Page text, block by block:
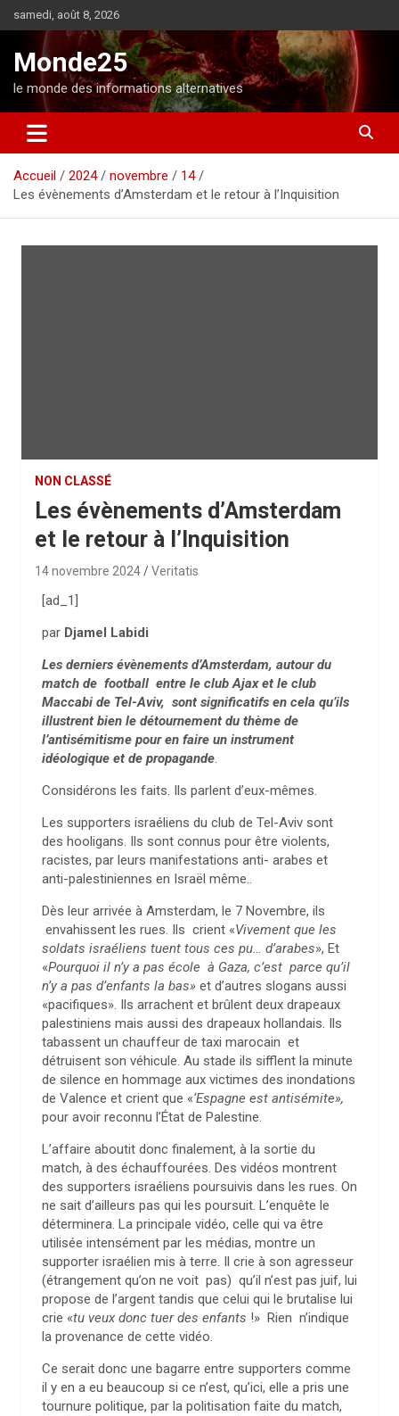
l
o
e
samedi, août 8, 2026
Monde25
le monde des informations alternatives
Accueil 2024 novembre
14
Les évènements d’Amsterdam et le retour à l’Inquisition
NON CLASSÉ
Les évènements d’Amsterdam
et le retour à l’Inquisition
14 novembre 2024 Veritatis
[ad_1]
par Djamel Labidi
Les derniers évènements d’Amsterdam, autour du
match de football entre le club Ajax et le club
Maccabi de Tel-Aviv, sont significatifs en cela qu’ils
illustrent bien le détournement du thème de
l’antisémitisme pour en faire un instrument
idéologique et de propagande.
Considérons les faits. Ils parlent d’eux-mêmes.
Les supporters israéliens du club de Tel-Aviv sont
des hooligans. Ils sont connus pour être violents,
racistes, par leurs manifestations anti- arabes et
anti-palestiniennes en Israël même..
Dès leur arrivée à Amsterdam, le 7 Novembre, ils
envahissent les rues. Ils crient «Vivement que les
soldats israéliens tuent tous ces pu… d’arabes», Et
«Pourquoi il n’y a pas école à Gaza, c’est parce qu’il
n’y a pas d’enfants la bas» et d’autres slogans aussi
«pacifiques». Ils arrachent et brûlent deux drapeaux
palestiniens mais aussi des drapeaux hollandais. Ils
tabassent un chauffeur de taxi marocain et
détruisent son véhicule. Au stade ils sifflent la minute
de silence en hommage aux victimes des inondations
de Valence et crient que «‘Espagne est antisémite»,
pour avoir reconnu l’État de Palestine.
L’affaire aboutit donc finalement, à la sortie du
match, à des échauffourées. Des vidéos montrent
des supporters israéliens poursuivis dans les rues. On
ne sait d’ailleurs pas qui les poursuit. L’enquête le
déterminera. La principale vidéo, celle qui va être
utilisée intensément par les médias, montre un
supporter israélien mis à terre. Il crie à son agresseur
(étrangement qu’on ne voit pas) qu’il n’est pas juif, lui
propose de l’argent tandis que celui qui le brutalise lui
crie «tu veux donc tuer des enfants !» Rien n’indique
la provenance de cette vidéo.
Ce serait donc une bagarre entre supporters comme
il y en a eu beaucoup si ce n’est, qu’ici, elle a pris une
tournure politique, par la politisation faite du match,